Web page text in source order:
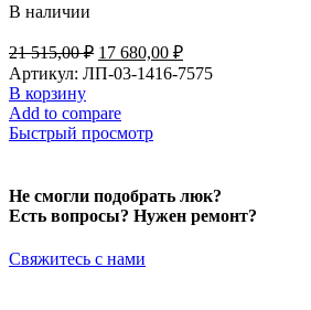
В наличии
21 515,00₽ Первоначальная
цена
21
515,00 ₽.
17 680,00 ₽Текущая
цена:
Артикул: ЛП-03-1416-7575
В корзину
Add to compare
Быстрый просмотр
Не смогли подобрать люк?
Есть вопросы? Нужен ремонт?
Свяжитесь с нами